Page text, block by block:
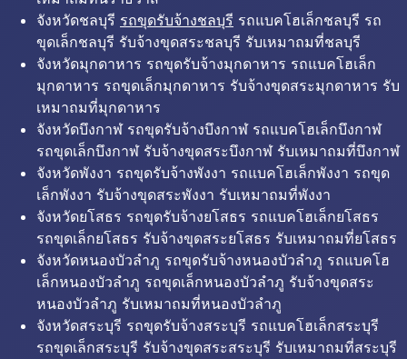
จังหวัดชลบุรี รถขุดรับจ้างชลบุรี รถแบคโฮเล็กชลบุรี รถ
ขุดเล็กชลบุรี รับจ้างขุดสระชลบุรี รับเหมาถมที่ชลบุรี
จังหวัดมุกดาหาร รถขุดรับจ้างมุกดาหาร รถแบคโฮเล็ก
มุกดาหาร รถขุดเล็กมุกดาหาร รับจ้างขุดสระมุกดาหาร รับ
เหมาถมที่มุกดาหาร
จังหวัดบึงกาฬ รถขุดรับจ้างบึงกาฬ รถแบคโฮเล็กบึงกาฬ
รถขุดเล็กบึงกาฬ รับจ้างขุดสระบึงกาฬ รับเหมาถมที่บึงกาฬ
จังหวัดพังงา รถขุดรับจ้างพังงา รถแบคโฮเล็กพังงา รถขุด
เล็กพังงา รับจ้างขุดสระพังงา รับเหมาถมที่พังงา
จังหวัดยโสธร รถขุดรับจ้างยโสธร รถแบคโฮเล็กยโสธร
รถขุดเล็กยโสธร รับจ้างขุดสระยโสธร รับเหมาถมที่ยโสธร
จังหวัดหนองบัวลำภู รถขุดรับจ้างหนองบัวลำภู รถแบคโฮ
เล็กหนองบัวลำภู รถขุดเล็กหนองบัวลำภู รับจ้างขุดสระ
หนองบัวลำภู รับเหมาถมที่หนองบัวลำภู
จังหวัดสระบุรี รถขุดรับจ้างสระบุรี รถแบคโฮเล็กสระบุรี
รถขุดเล็กสระบุรี รับจ้างขุดสระสระบุรี รับเหมาถมที่สระบุรี